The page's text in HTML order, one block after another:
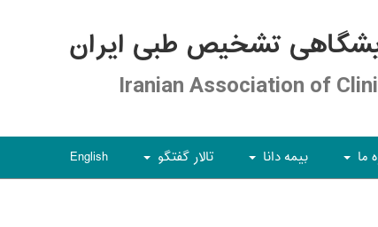
تشخیص طبی ایران
Iranian Association of
ما بیمه دانا تالار گفتگو English